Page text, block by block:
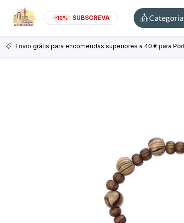
-10% SUBSCREVA
Envio grátis para encomendas superiores a 40 € para